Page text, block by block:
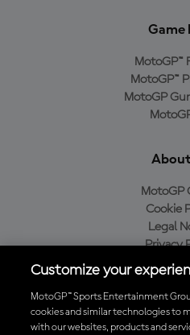
Game
MotoGP™
MotoGP™
MotoGP
MotoGP
Cookie
Legal
Privacy
Purchase
Baixe o aplicativo
Customize your
MotoGP™ Sports Entertainment
cookies and similar technologies to
with our websites, products and